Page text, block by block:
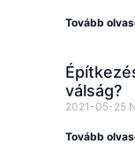
Tovább
válság?
2021-05-25
Tovább